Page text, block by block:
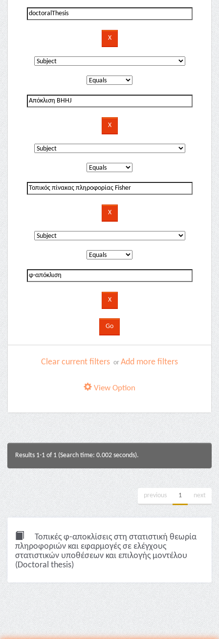
Clear current filters or Add more filters
View Option
Results 1-1 of 1 (Search time: 0.002 seconds).
previous 1 next
Τοπικές φ-αποκλίσεις στη στατιστική θεωρία
πληροφοριών και εφαρμογές σε ελέγχους
στατιστικών υποθέσεων και επιλογής μοντέλου
(Doctoral thesis)